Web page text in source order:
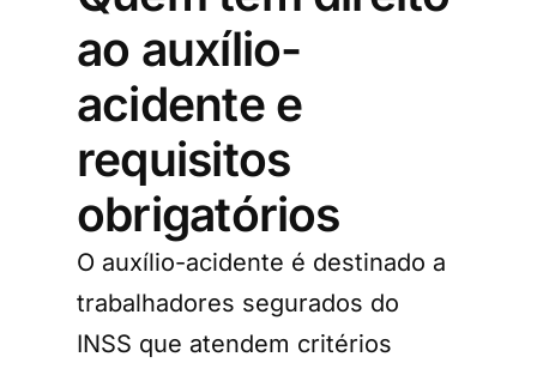
ao auxílio-
acidente e
requisitos
obrigatórios
O auxílio-acidente é destinado a
trabalhadores segurados do
INSS que atendem critérios